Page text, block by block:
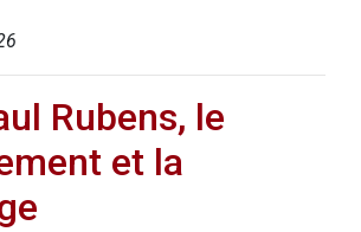
Rubens, le
et la